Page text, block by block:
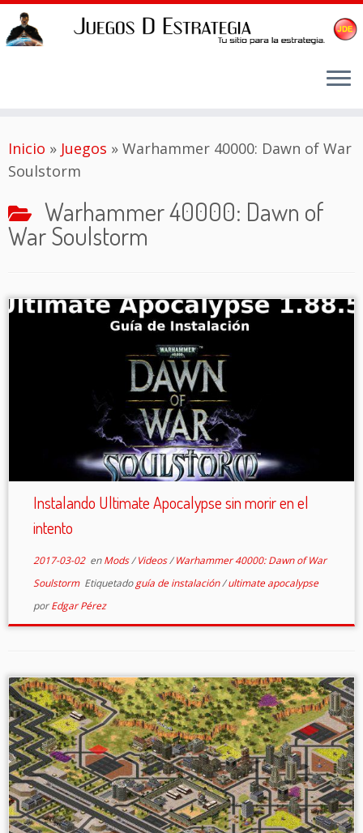
al
contenido
Inicio » Juegos » Warhammer 40000: Dawn of War
Soulstorm
Warhammer 40000: Dawn of
War Soulstorm
Instalando Ultimate Apocalypse sin morir en el
intento
2017-03-02enMods/Videos/Warhammer 40000: Dawn of War
Soulstorm Etiquetadoguía de instalación/ultimate apocalypse
porEdgar Pérez